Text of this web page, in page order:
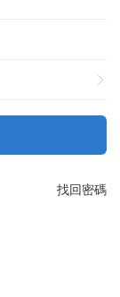
找回密碼